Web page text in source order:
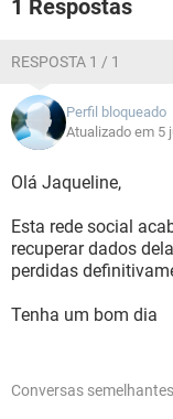
1 Respostas
RESPOSTA 1 / 1
Perfil bloqueado
Atualizado em 5
Olá Jaqueline,
Esta rede social
recuperar dados
perdidas
Tenha um bom dia
Conversas semelhantes